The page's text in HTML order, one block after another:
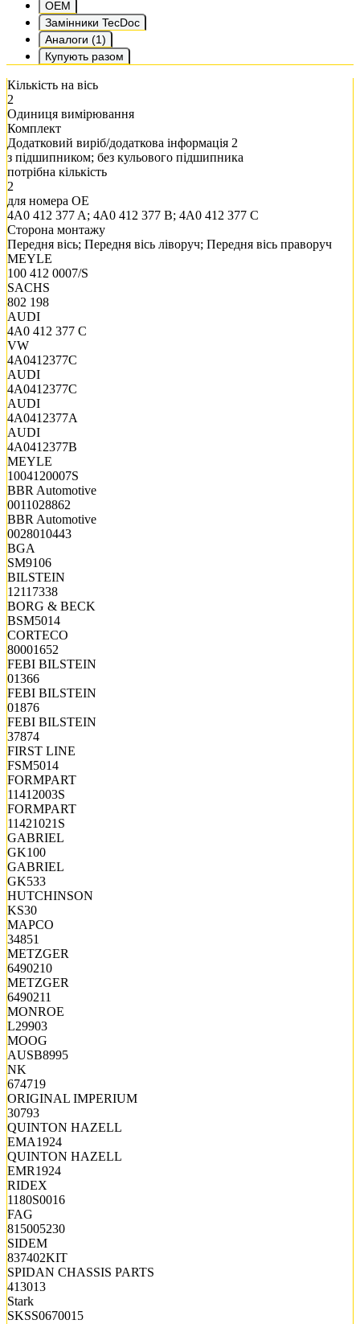
OEM
Замінники TecDoc
Аналоги (1)
Купують разом
Кількість на вісь
2
Одиниця вимірювання
Комплект
Додатковий виріб/додаткова інформація 2
з підшипником; без кульового підшипника
потрібна кількість
2
для номера OE
4A0 412 377 A; 4A0 412 377 B; 4A0 412 377 C
Сторона монтажу
Передня вісь; Передня вісь ліворуч; Передня вісь праворуч
MEYLE
100 412 0007/S
SACHS
802 198
AUDI
4A0 412 377 C
VW
4A0412377C
AUDI
4A0412377C
AUDI
4A0412377A
AUDI
4A0412377B
MEYLE
1004120007S
BBR Automotive
0011028862
BBR Automotive
0028010443
BGA
SM9106
BILSTEIN
12117338
BORG & BECK
BSM5014
CORTECO
80001652
FEBI BILSTEIN
01366
FEBI BILSTEIN
01876
FEBI BILSTEIN
37874
FIRST LINE
FSM5014
FORMPART
11412003S
FORMPART
11421021S
GABRIEL
GK100
GABRIEL
GK533
HUTCHINSON
KS30
MAPCO
34851
METZGER
6490210
METZGER
6490211
MONROE
L29903
MOOG
AUSB8995
NK
674719
ORIGINAL IMPERIUM
30793
QUINTON HAZELL
EMA1924
QUINTON HAZELL
EMR1924
RIDEX
1180S0016
FAG
815005230
SIDEM
837402KIT
SPIDAN CHASSIS PARTS
413013
Stark
SKSS0670015